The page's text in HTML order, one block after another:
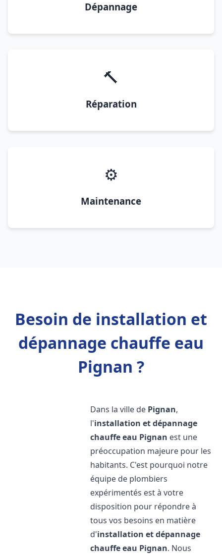
Dépannage
🔨
Réparation
⚙️
Maintenance
Besoin de installation et
dépannage chauffe eau
Pignan ?
Dans la ville de Pignan,
l'installation et dépannage
chauffe eau Pignan est une
préoccupation majeure pour les
habitants. C'est pourquoi notre
équipe de plombiers
expérimentés est à votre
disposition pour répondre à
tous vos besoins en matière
d'installation et dépannage
chauffe eau Pignan. Nous